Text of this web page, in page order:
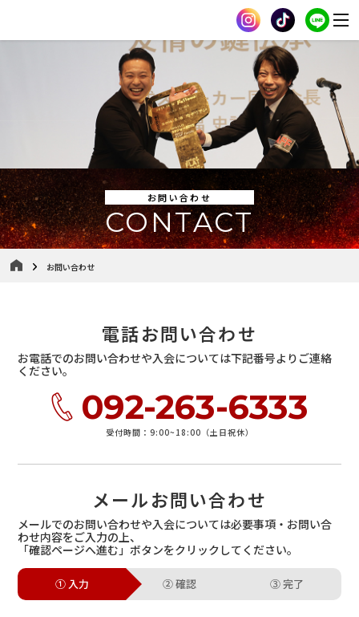
お問い合わせ
CONTACT
お問い合わせ
電話お問い合わせ
お電話でのお問い合わせや入会については下記番号よりご連絡
ください。
092-263-6333
受付時間：9:00~18:00（土日祝休）
メールお問い合わせ
メールでのお問い合わせや入会については必要事項・お問い合
わせ内容をご入力の上、
「確認ページへ進む」ボタンをクリックしてください。
① 入力 ②確認 ③完了